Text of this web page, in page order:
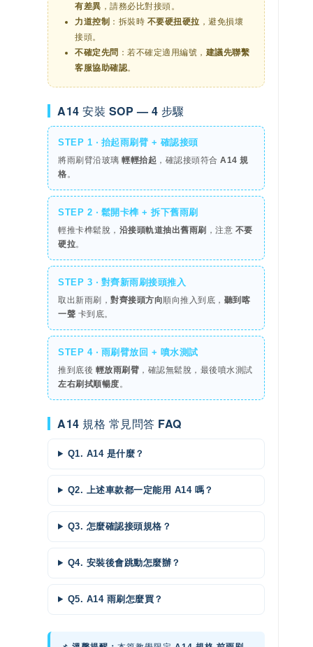
有差異 ，請務必比對接頭。
力道控制 ：拆裝時 不要硬扭硬拉 ，避免損壞
接頭。
不確定先問 ：若不確定適用編號， 建議先聯繫
客服協助確認。
A14 安裝 SOP — 4 步驟
STEP 1 ‧ 抬起雨刷臂 + 確認接頭
將雨刷臂沿玻璃 輕輕抬起 ，確認接頭符合 A14 規
格。
STEP 2 ‧ 鬆開卡榫 + 拆下舊雨刷
輕推卡榫鬆脫， 沿接頭軌道抽出舊雨刷 ，注意 不要
硬拉。
STEP 3 ‧ 對齊新雨刷接頭推入
取出新雨刷， 對齊接頭方向 順向推入到底， 聽到喀
一聲 卡到底。
STEP 4 ‧ 雨刷臂放回 + 噴水測試
推到底後 輕放雨刷臂 ，確認無鬆脫，最後噴水測試
左右刷拭順暢度。
A14 規格 常見問答 FAQ
Q1. A14 是什麼？
Q2. 上述車款都一定能用 A14 嗎？
Q3. 怎麼確認接頭規格？
Q4. 安裝後會跳動怎麼辦？
Q5. A14 雨刷怎麼買？